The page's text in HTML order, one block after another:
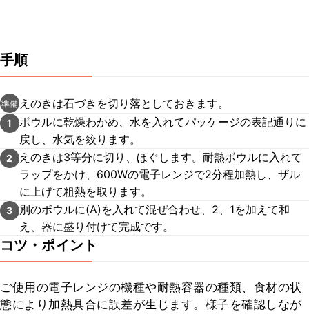
手順
準備 えのきは石づきを切り落としておきます。
1
ボウルに乾燥わかめ、水を入れてパッケージの表記通りに
戻し、水気を絞ります。
2
えのきは3等分に切り、ほぐします。耐熱ボウルに入れて
ラップをかけ、600Wの電子レンジで2分程加熱し、ザル
に上げて粗熱を取ります。
3
別のボウルに(A)を入れて混ぜ合わせ、2、1を加えて和
え、器に盛り付けて完成です。
コツ・ポイント
ご使用の電子レンジの機種や耐熱容器の種類、食材の状
態により加熱具合に誤差が生じます。様子を確認しなが